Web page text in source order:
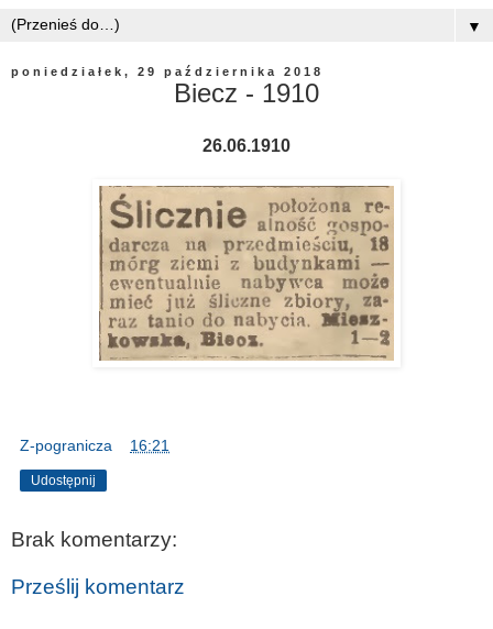
▼
poniedziałek, 29 października 2018
Biecz - 1910
26.06.1910
Z-pogranicza 16:21
Udostępnij
Brak komentarzy:
Prześlij komentarz